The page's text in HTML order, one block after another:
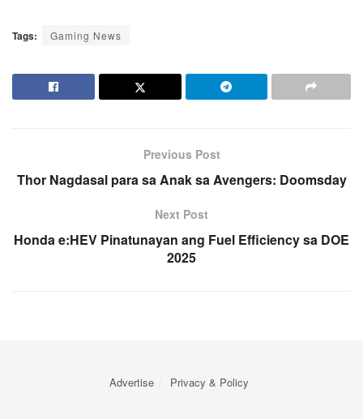
Tags: Gaming News
Previous Post
Thor Nagdasal para sa Anak sa Avengers: Doomsday
Next Post
Honda e:HEV Pinatunayan ang Fuel Efficiency sa DOE
2025
Advertise Privacy & Policy